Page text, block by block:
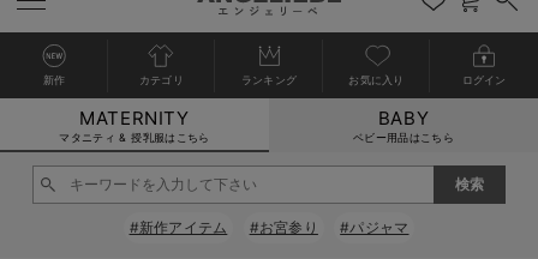
マタニティウェア全て
マタニティ ワンピース
マタニティ 下着・インナー全て
授乳ブラ・マタニティブラ（マタニティインナー・産後用品）
授乳服全て
マタニティ フォーマル全て
マタニティ スーツ
授乳用品全て
妊婦用 抱き枕・授乳クッション
マタニティレッグウェア全て
マタニティストッキング・タイツ
マタニティ ボディケア全て
アウトレット全て
【アウトレット】ワンピース
特集全て
再入荷全て
再入荷｜インナー
戻る
送料無料アイテム全て
ワンピース
戻る
ブラキャミ おまとめ
戻る
【37周年祭セール】
【37周年祭セール】
戻る
気温差別オススメア
【15℃】3月下旬～
戻る
動きやすく着回しで
戻る
強撚スムース(コスパ
戻る
マタニティウェア
【おまとめ割】パジ
戻る
こだわりの履き心地
カジュアル
戻る
ジャケット派
戻る
出産準備応援割全て
マタニティパジャマ
戻る
【オフィスカジュア
戻る
レギンスタイプ
戻る
【フォーマル】ワン
戻る
【ベビー】長袖
戻る
ハンカチ
戻る
快適ウェア10%OFF
戻る
春のマタニティワン
セットアップ・ レイ
戻る
Gift Selection 出産
〜3,000円（税込）
戻る
冬の冷え対策インナ
薄くてあったか
戻る
入院準備の持ち物チ
入院してすぐ使うグ
戻る
冬のあったか特集全て
【冬のあったか特集
新作 カテゴリ ランキング お気に入り ログイン
MATERNITY
マタニティ & 授乳服はこちら
BABY
ベビー用品はこちら
#新作アイテム #お宮参り #パジャマ
カートに入れる
閉じる